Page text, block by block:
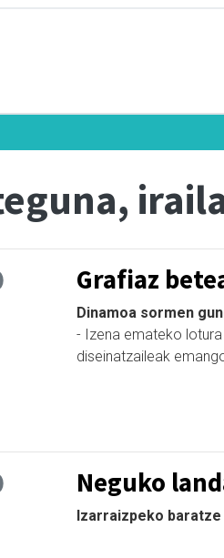
Grafiaz
Dinamoa sormen
- Izena emateko
diseinatzaileak
Neguko
Izarraizpeko